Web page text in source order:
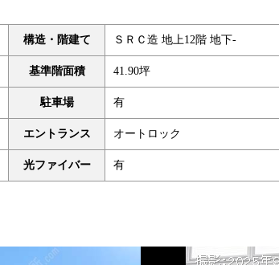
構造・階建て ＳＲＣ造 地上12階 地下-
基準階面積 41.90坪
駐車場 有
エントランス オートロック
光ファイバー 有